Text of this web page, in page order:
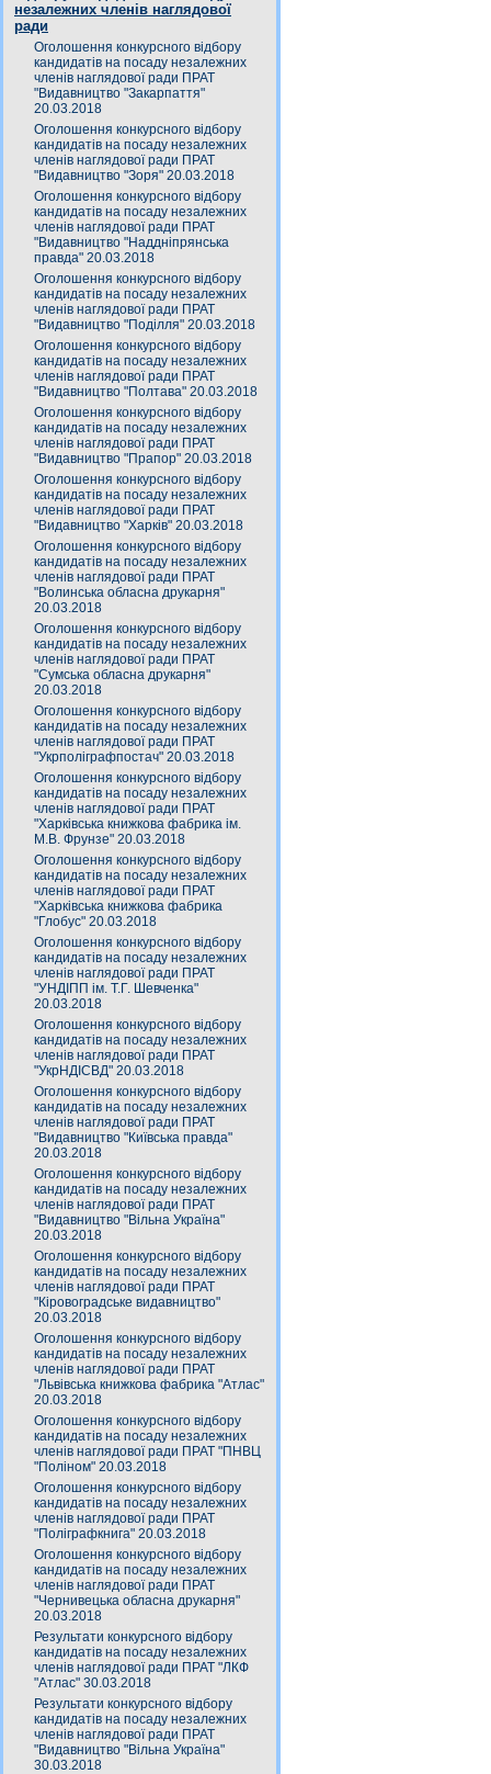
незалежних членів наглядової
ради
Оголошення конкурсного відбору
кандидатів на посаду незалежних
членів наглядової ради ПРАТ
"Видавництво "Закарпаття"
20.03.2018
Оголошення конкурсного відбору
кандидатів на посаду незалежних
членів наглядової ради ПРАТ
"Видавництво "Зоря" 20.03.2018
Оголошення конкурсного відбору
кандидатів на посаду незалежних
членів наглядової ради ПРАТ
"Видавництво "Наддніпрянська
правда" 20.03.2018
Оголошення конкурсного відбору
кандидатів на посаду незалежних
членів наглядової ради ПРАТ
"Видавництво "Поділля" 20.03.2018
Оголошення конкурсного відбору
кандидатів на посаду незалежних
членів наглядової ради ПРАТ
"Видавництво "Полтава" 20.03.2018
Оголошення конкурсного відбору
кандидатів на посаду незалежних
членів наглядової ради ПРАТ
"Видавництво "Прапор" 20.03.2018
Оголошення конкурсного відбору
кандидатів на посаду незалежних
членів наглядової ради ПРАТ
"Видавництво "Харків" 20.03.2018
Оголошення конкурсного відбору
кандидатів на посаду незалежних
членів наглядової ради ПРАТ
"Волинська обласна друкарня"
20.03.2018
Оголошення конкурсного відбору
кандидатів на посаду незалежних
членів наглядової ради ПРАТ
"Сумська обласна друкарня"
20.03.2018
Оголошення конкурсного відбору
кандидатів на посаду незалежних
членів наглядової ради ПРАТ
"Укрполіграфпостач" 20.03.2018
Оголошення конкурсного відбору
кандидатів на посаду незалежних
членів наглядової ради ПРАТ
"Харківська книжкова фабрика ім.
М.В. Фрунзе" 20.03.2018
Оголошення конкурсного відбору
кандидатів на посаду незалежних
членів наглядової ради ПРАТ
"Харківська книжкова фабрика
"Глобус" 20.03.2018
Оголошення конкурсного відбору
кандидатів на посаду незалежних
членів наглядової ради ПРАТ
"УНДІПП ім. Т.Г. Шевченка"
20.03.2018
Оголошення конкурсного відбору
кандидатів на посаду незалежних
членів наглядової ради ПРАТ
"УкрНДІСВД" 20.03.2018
Оголошення конкурсного відбору
кандидатів на посаду незалежних
членів наглядової ради ПРАТ
"Видавництво "Київська правда"
20.03.2018
Оголошення конкурсного відбору
кандидатів на посаду незалежних
членів наглядової ради ПРАТ
"Видавництво "Вільна Україна"
20.03.2018
Оголошення конкурсного відбору
кандидатів на посаду незалежних
членів наглядової ради ПРАТ
"Кіровоградське видавництво"
20.03.2018
Оголошення конкурсного відбору
кандидатів на посаду незалежних
членів наглядової ради ПРАТ
"Львівська книжкова фабрика "Атлас"
20.03.2018
Оголошення конкурсного відбору
кандидатів на посаду незалежних
членів наглядової ради ПРАТ "ПНВЦ
"Поліном" 20.03.2018
Оголошення конкурсного відбору
кандидатів на посаду незалежних
членів наглядової ради ПРАТ
"Поліграфкнига" 20.03.2018
Оголошення конкурсного відбору
кандидатів на посаду незалежних
членів наглядової ради ПРАТ
"Чернивецька обласна друкарня"
20.03.2018
Результати конкурсного відбору
кандидатів на посаду незалежних
членів наглядової ради ПРАТ "ЛКФ
"Атлас" 30.03.2018
Результати конкурсного відбору
кандидатів на посаду незалежних
членів наглядової ради ПРАТ
"Видавництво "Вільна Україна"
30.03.2018